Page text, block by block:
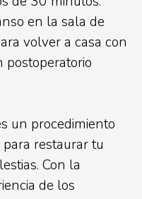
en la sala de
volver a casa con
postoperatorio
un procedimiento
para restaurar tu
Con la
de los